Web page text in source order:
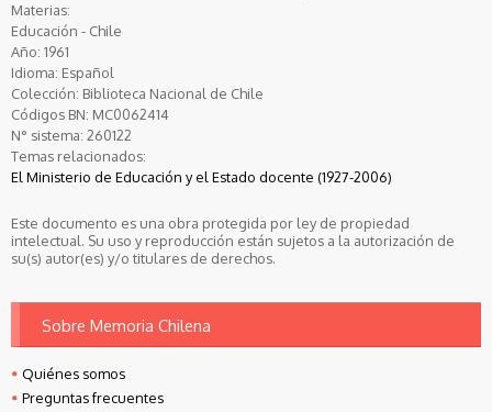
Materias:
Educación - Chile
Año: 1961
Idioma: Español
Colección: Biblioteca Nacional de Chile
Códigos BN: MC0062414
N° sistema: 260122
Temas relacionados:
El Ministerio de Educación y el Estado docente (1927-2006)
Este documento es una obra protegida por ley de propiedad
intelectual. Su uso y reproducción están sujetos a la autorización de
su(s) autor(es) y/o titulares de derechos.
Sobre Memoria Chilena
Quiénes somos
Preguntas frecuentes